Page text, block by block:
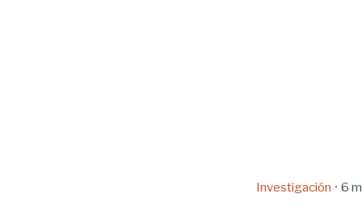
Investigación 6